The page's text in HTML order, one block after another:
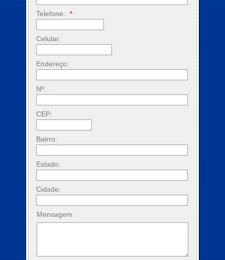
Telefone: *
Celular:
Endereço:
Nº:
CEP:
Bairro:
Estado:
Cidade:
Mensagem: